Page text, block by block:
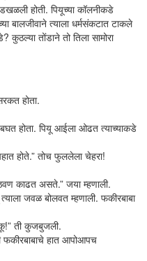
होती. पियूच्या कॉलनीकडे
बालजीवाने त्याला धर्मसंकटात टाकले
कुठल्या तोंडाने तो तिला सामोरा
होता.
होता. पियू आईला ओढत त्याच्याकडे
होते.” तोच फुललेला चेहरा!
काढत असते.” जया म्हणाली.
जवळ बोलवत म्हणाली. फकीरबाबा
ती कुजबुजली.
फकीरबाबाचे हात आपोआपच